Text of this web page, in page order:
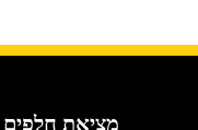
מציאת חלפים